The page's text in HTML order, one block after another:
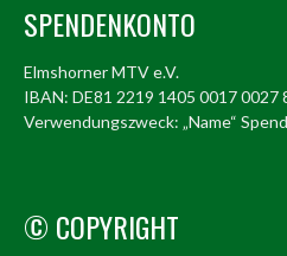
SPENDENKONTO
Elmshorner MTV e.V.
IBAN: DE81 2219 1405 0017 0027
Verwendungszweck: „Name“
© COPYRIGHT